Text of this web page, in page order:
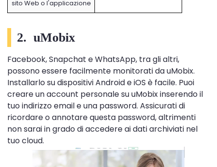
sito Web o l'applicazione
2. uMobix
Facebook, Snapchat e WhatsApp, tra gli altri,
possono essere facilmente monitorati da uMobix.
Installarlo su dispositivi Android e iOS è facile. Puoi
creare un account personale su uMobix inserendo il
tuo indirizzo email e una password. Assicurati di
ricordare o annotare questa password, altrimenti
non sarai in grado di accedere ai dati archiviati nel
tuo cloud.